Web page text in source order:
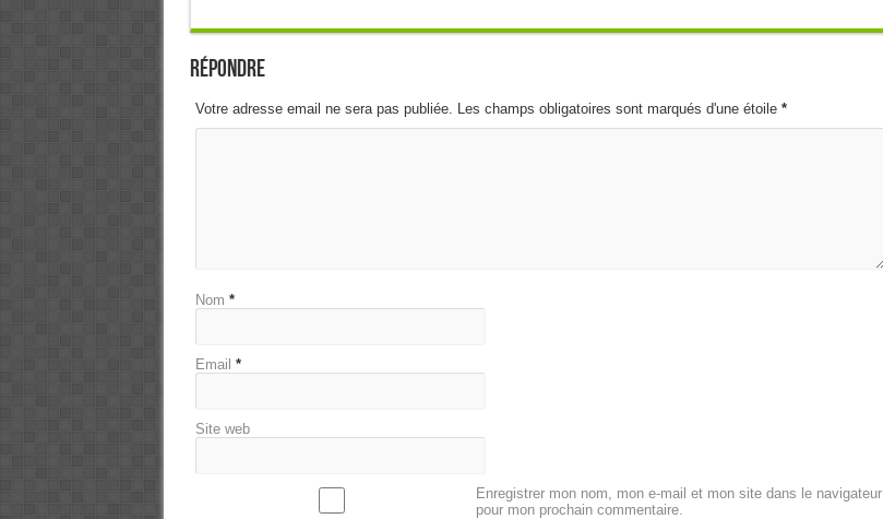
Répondre
Votre adresse email ne sera pas publiée. Les champs obligatoires sont marqués d'une étoile *
Nom *
Email *
Site web
Enregistrer mon nom, mon e-mail et mon site dans le navigateur
pour mon prochain commentaire.